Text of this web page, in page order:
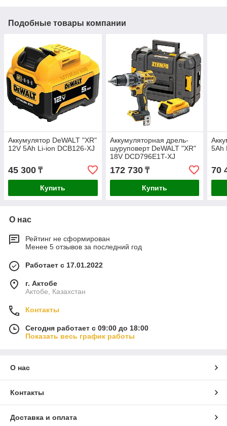
Подобные товары компании
Аккумулятор DeWALT "XR"
12V 5Ah Li-ion DCB126-XJ
45 300 ₸
Купить
Аккумуляторная дрель-
шуруповерт DeWALT "XR"
18V DCD796E1T-XJ
172 730₸
Купить
5Ah
70
О нас
Рейтинг не сформирован
Менее 5 отзывов за последний год
Работает с 17.01.2022
г. Актобе
Актобе, Казахстан
Контакты
Сегодня работает с 09:00 до 18:00
Показать весь график работы
О нас
Контакты
Доставка и оплата